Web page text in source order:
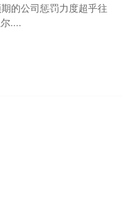
的公司惩罚力度超乎往
....